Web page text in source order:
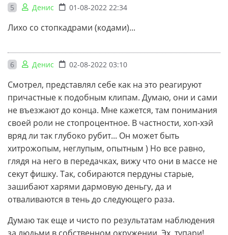
5 Денис 01-08-2022 22:34
Лихо со стопкадрами (кодами)...
6 Денис 02-08-2022 03:10
Смотрел, представлял себе как на это реагируют
причастные к подобным клипам. Думаю, они и сами
не въезжают до конца. Мне кажется, там понимания
своей роли не стопроцентное. В частности, хоп-хэй
вряд ли так глубоко рубит... Он может быть
хитрожопым, неглупым, опытным ) Но все равно,
глядя на него в передачках, вижу что они в массе не
секут фишку. Так, собираются пердуны старые,
зашибают харями дармовую деньгу, да и
отваливаются в тень до следующего раза.
Думаю так еще и чисто по результатам наблюдения